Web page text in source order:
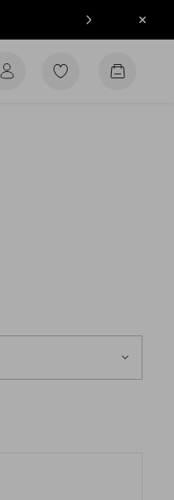
Zu
Zum